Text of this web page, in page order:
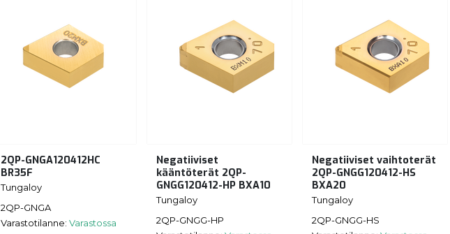
2QP-GNGA120412HC
BR35F
Tungaloy
2QP-GNGA
Varastotilanne: Varastossa
Negatiiviset
kääntöterät 2QP-
GNGG120412-HP BXA10
Tungaloy
2QP-GNGG-HP
Negatiiviset vaihtoterät
2QP-GNGG120412-HS
BXA20
Tungaloy
2QP-GNGG-HS